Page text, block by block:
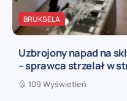
BRUKSELA
Uzbrojony napad na
– sprawca strzelał w
109 Wyświetleń